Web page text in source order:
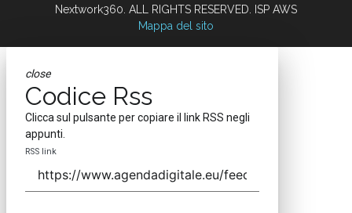
Nextwork360. ALL RIGHTS RESERVED. ISP AWS
Mappa del sito
close
Codice Rss
Clicca sul pulsante per copiare il link RSS negli
appunti.
RSS link